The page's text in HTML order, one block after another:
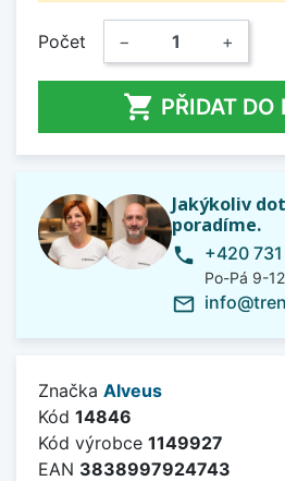
Počet − +
 PŘIDAT DO
Jakýkoliv
poradíme.
phone +420
Po-Pá 9-
mail_outline
Značka Alveus
Kód 14846
Kód výrobce 1149927
EAN 3838997924743